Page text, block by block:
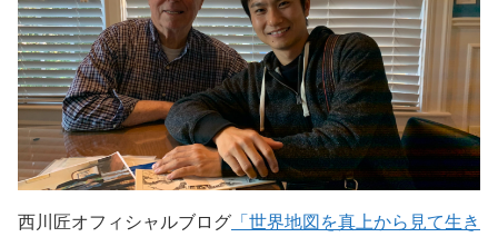
西川匠オフィシャルブログ 「世界地図を真上から見て生き